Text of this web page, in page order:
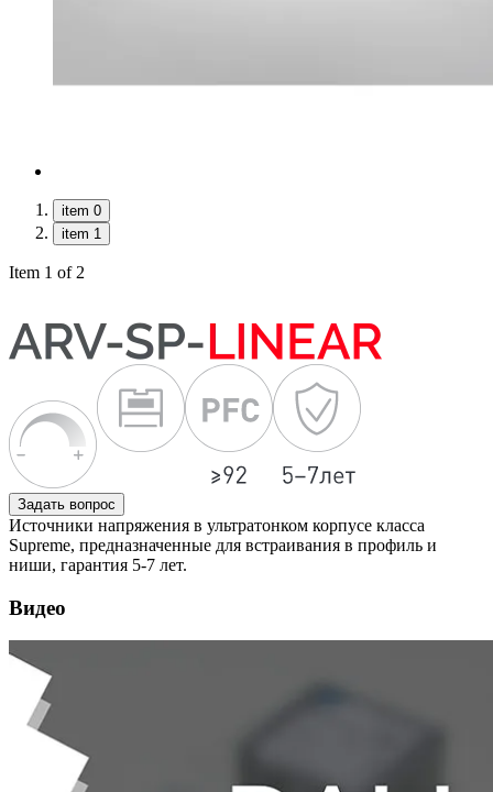
item 0
item 1
Item 1 of 2
Задать вопрос
Источники напряжения в ультратонком корпусе класса
Supreme, предназначенные для встраивания в профиль и
ниши, гарантия 5-7 лет.
Видео